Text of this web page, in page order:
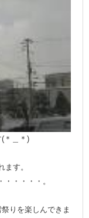
＊＿＊)
す。
・・・・。
りを楽しんできま